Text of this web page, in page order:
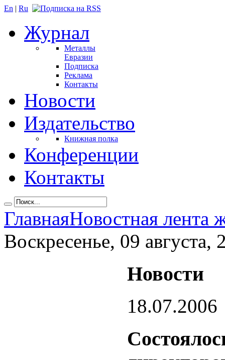
En | Ru
Журнал
Металлы
Евразии
Подписка
Реклама
Контакты
Новости
Издательство
Книжная полка
Конференции
Контакты
ГлавнаяНовостная лента
Воскресенье, 09 августа,
Новости
18.07.2006